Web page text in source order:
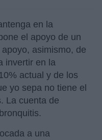
en la
el apoyo de un
asimismo, de
invertir en la
actual y de los
yo sepa no tiene el
La cuenta de
a una